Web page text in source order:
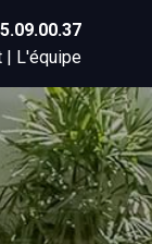
| L'équipe